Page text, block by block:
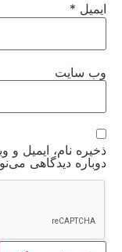
ایمیل *
وب‌ سایت
ذخیره نام، ایمیل
دوباره دیدگاهی